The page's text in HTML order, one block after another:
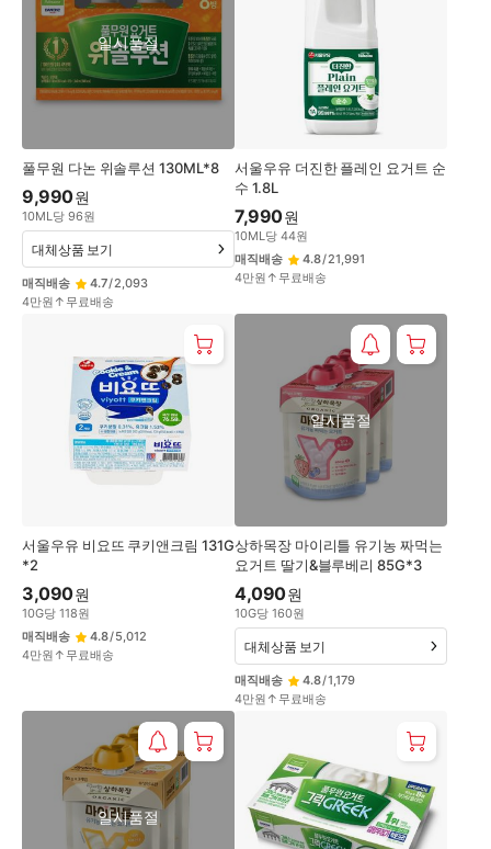
풀무원 다논 위솔루션 130ML*8
일시품절
9,990원
10ML당 96원
매직배송 4.7/2,093
4만원↑무료배송
대체상품 보기
서울우유 더진한 플레인 요거트 순
수 1.8L
7,990원
10ML당 44원
매직배송
4.8/21,991
4만원↑무료배송
서울우유 비요뜨 쿠키앤크림 131G
*2
3,090원
10G당 118원
매직배송
4.8/5,012
4만원↑무료배송
상하목장 마이리틀 유기농 짜먹는
요거트 딸기&블루베리 85G*3
일시품절
4,090원
10G당 160원
매직배송 4.8/1,179
4만원↑무료배송
대체상품 보기
일시품절